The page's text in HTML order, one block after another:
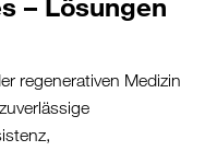
regenerativen Medizin